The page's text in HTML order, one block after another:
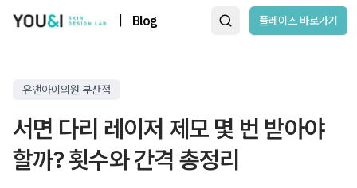
Blog 플레이스 바로가기
유앤아이의원 부산점
서면 다리 레이저 제모 몇 번 받아야
할까? 횟수와 간격 총정리